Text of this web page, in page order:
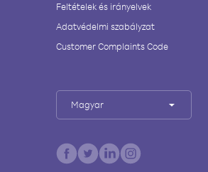
Feltételek és irányelvek
Adatvédelmi szabályzat
Customer Complaints Code
Magyar